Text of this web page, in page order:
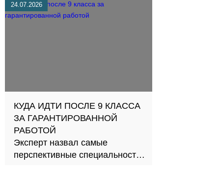
24.07.2026
КУДА ИДТИ ПОСЛЕ 9 КЛАССА
ЗА ГАРАНТИРОВАННОЙ
РАБОТОЙ
Эксперт назвал самые
перспективные специальности